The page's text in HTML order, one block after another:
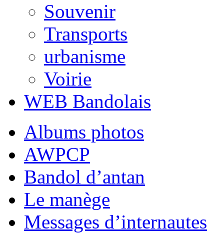
Souvenir
Transports
urbanisme
Voirie
WEB Bandolais
Albums photos
AWPCP
Bandol d’antan
Le manège
Messages d’internautes